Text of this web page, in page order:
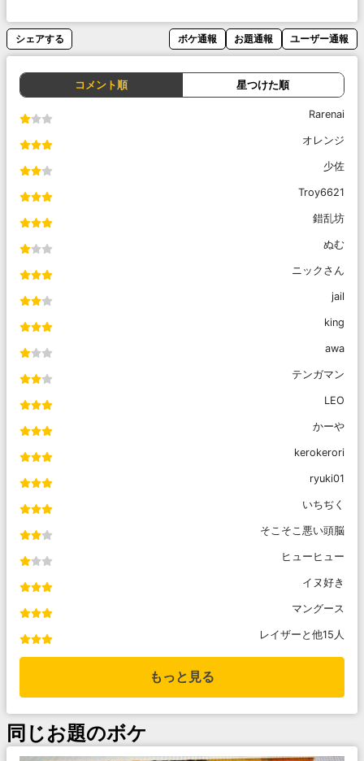
シェアする ボケ通報 お題通報 ユーザー通報
コメント順 星つけた順
Rarenai
オレンジ
少佐
Troy6621
錯乱坊
ぬむ
ニックさん
jail
king
awa
テンガマン
LEO
かーや
kerokerori
ryuki01
いちぢく
そこそこ悪い頭脳
ヒューヒュー
イヌ好き
マングース
レイザーと他15人
もっと見る
同じお題のボケ